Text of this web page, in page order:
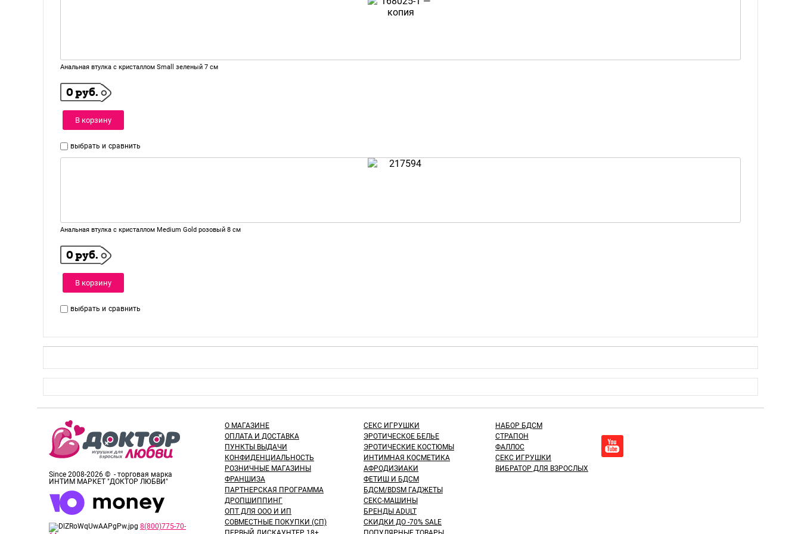
Анальная втулка с кристаллом Small зеленый 7 см
0 руб.
В корзину
выбрать и сравнить
Анальная втулка с кристаллом Medium Gold розовый 8 см
0 руб.
В корзину
выбрать и сравнить
Since 2008-2026 © - торговая марка
ИНТИМ МАРКЕТ "ДОКТОР ЛЮБВИ"
8(800)775-70-
О МАГАЗИНЕ
ОПЛАТА И ДОСТАВКА
ПУНКТЫ ВЫДАЧИ
КОНФИДЕНЦИАЛЬНОСТЬ
РОЗНИЧНЫЕ МАГАЗИНЫ
ФРАНШИЗА
ПАРТНЕРСКАЯ ПРОГРАММА
ДРОПШИППИНГ
ОПТ ДЛЯ ООО И ИП
СОВМЕСТНЫЕ ПОКУПКИ (СП)
СЕКС ИГРУШКИ
ЭРОТИЧЕСКОЕ БЕЛЬЕ
ЭРОТИЧЕСКИЕ КОСТЮМЫ
ИНТИМНАЯ КОСМЕТИКА
АФРОДИЗИАКИ
ФЕТИШ И БДСМ
БДСМ/BDSM ГАДЖЕТЫ
СЕКС-МАШИНЫ
БРЕНДЫ ADULT
СКИДКИ ДО -70% SALE
НАБОР БДСМ
СТРАПОН
ФАЛЛОС
СЕКС ИГРУШКИ
ВИБРАТОР ДЛЯ ВЗРОСЛЫХ